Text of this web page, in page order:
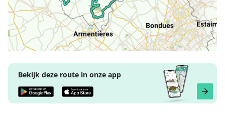
Bekijk deze route in onze app